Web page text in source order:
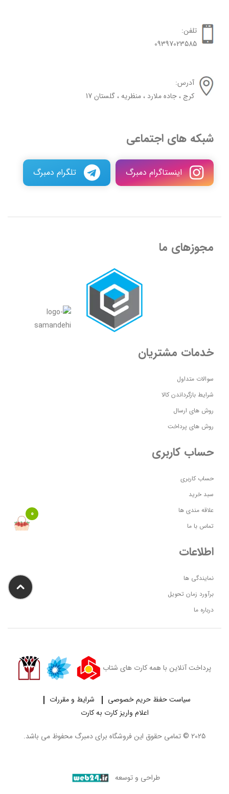
تلفن:
09397023585
آدرس:
کرج ، جاده ملارد ، منظریه ، گلستان 17
شبکه های اجتماعی
اینستاگرام دمبرگ تلگرام دمبرگ
مجوزهای ما
خدمات مشتریان
سوالات متداول
شرایط بازگرداندن کالا
روش های ارسال
روش های پرداخت
حساب کاربری
حساب کاربری
سبد خرید
علاقه مندی ها
تماس با ما
اطلاعات
نمایندگی ها
برآورد زمان تحویل
درباره ما
پرداخت آنلاین با همه کارت های شتاب
سیاست حفظ حریم خصوصی
شرایط و مقررات
اعلام واریز کارت به کارت
2025 © تمامی حقوق این فروشگاه برای دمبرگ محفوظ می باشد.
0
طراحی و توسعه